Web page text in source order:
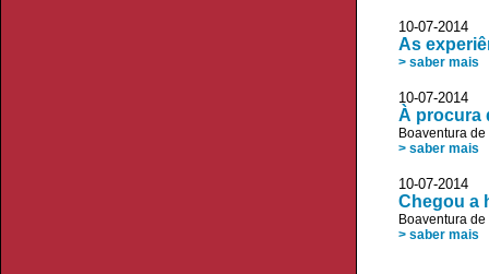
10-07-
As
> saber mais
10-07-2014
À procura
Boaventura
> saber mais
10-07-
Chegou a
Boaventura
> saber mais